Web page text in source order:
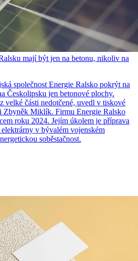
mají být jen na betonu, nikoliv na
společnost Energie Ralsko pokrýt na
Českolipsku jen betonové plochy.
velké části nedotčené, uvedl v tiskové
Zbyněk Miklík. Firmu Energie Ralsko
roku 2024. Jejím úkolem je příprava
v bývalém vojenském
soběstačnost.